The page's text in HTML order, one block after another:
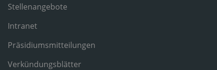
Stellenangebote
Intranet
Präsidiumsmitteilungen
Verkündungsblätter